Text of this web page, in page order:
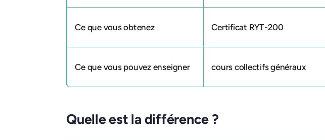
Ce que vous obtenez Certificat RYT-200
Ce que vous pouvez enseigner cours collectifs généraux
Quelle est la différence ?